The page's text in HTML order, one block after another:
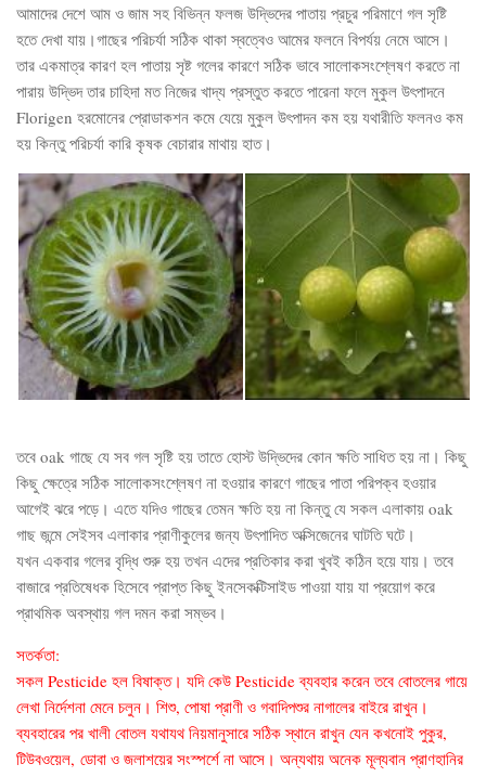
আমাদের দেশে আম ও জাম সহ বিভিন্ন ফলজ উদ্ভিদের পাতায় প্রচুর পরিমাণে গল সৃষ্টি
হতে দেখা যায়।গাছের পরিচর্যা সঠিক থাকা স্বত্বেও আমের ফলনে বিপর্যয় নেমে আসে।
তার একমাত্র কারণ হল পাতায় সৃষ্ট গলের কারণে সঠিক ভাবে সালোকসংশ্লেষণ করতে না
পারায় উদ্ভিদ তার চাহিদা মত নিজের খাদ্য প্রস্তুত করতে পারেনা ফলে মুকুল উৎপাদনে
Florigen হরমোনের প্রোডাকশন কমে যেয়ে মুকুল উৎপাদন কম হয় যথারীতি ফলনও কম
হয় কিন্তু পরিচর্যা কারি কৃষক বেচারার মাথায় হাত।
তবে oak গাছে যে সব গল সৃষ্টি হয় তাতে হোস্ট উদ্ভিদের কোন ক্ষতি সাধিত হয় না। কিছু
কিছু ক্ষেত্রে সঠিক সালোকসংশ্লেষণ না হওয়ার কারণে গাছের পাতা পরিপক্ব হওয়ার
আগেই ঝরে পড়ে। এতে যদিও গাছের তেমন ক্ষতি হয় না কিন্তু যে সকল এলাকায় oak
গাছ জন্মে সেইসব এলাকার প্রাণীকুলের জন্য উৎপাদিত অক্সিজেনের ঘাটতি ঘটে।
যখন একবার গলের বৃদ্ধি শুরু হয় তখন এদের প্রতিকার করা খুবই কঠিন হয়ে যায়। তবে
বাজারে প্রতিষেধক হিসেবে প্রাপ্ত কিছু ইনসেকক্টিসাইড পাওয়া যায় যা প্রয়োগ করে
প্রাথমিক অবস্থায় গল দমন করা সম্ভব।
সতর্কতা:
সকল Pesticide হল বিষাক্ত। যদি কেউ Pesticide ব্যবহার করেন তবে বোতলের গায়ে
লেখা নির্দেশনা মেনে চলুন। শিশু, পোষা প্রাণী ও গবাদিপশুর নাগালের বাইরে রাখুন।
ব্যবহারের পর খালী বোতল যথাযথ নিয়মানুসারে সঠিক স্থানে রাখুন যেন কখনোই পুকুর,
টিউবওয়েল, ডোবা ও জলাশয়ের সংস্পর্শে না আসে। অন্যথায় অনেক মূল্যবান প্রাণহানির